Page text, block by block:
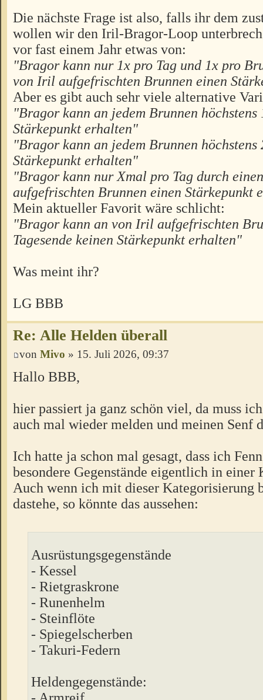
Die nächste Frage ist also, falls ihr dem
wollen wir den Iril-Bragor-Loop
vor fast einem Jahr etwas von:
"Bragor kann nur 1x pro Tag und 1x pro
von Iril aufgefrischten Brunnen einen
Aber es gibt auch sehr viele alternative
"Bragor kann an jedem Brunnen höchstens
Stärkepunkt erhalten"
"Bragor kann an jedem Brunnen höchstens
Stärkepunkt erhalten"
"Bragor kann nur Xmal pro Tag durch
aufgefrischten Brunnen einen Stärkepunkt
Mein aktueller Favorit wäre schlicht:
"Bragor kann an von Iril aufgefrischten
Tagesende keinen Stärkepunkt erhalten"
Was meint ihr?
LG BBB
Re: Alle Helden überall
von Mivo » 15. Juli 2026, 09:37
Hallo BBB,
hier passiert ja ganz schön viel, da muss
auch mal wieder melden und meinen Senf
Ich hatte ja schon mal gesagt, dass ich
besondere Gegenstände eigentlich in einer
Auch wenn ich mit dieser Kategorisierung
dastehe, so könnte das aussehen:
Ausrüstungsgegenstände
- Kessel
- Rietgraskrone
- Runenhelm
- Steinflöte
- Spiegelscherben
- Takuri-Federn
Heldengegenstände: